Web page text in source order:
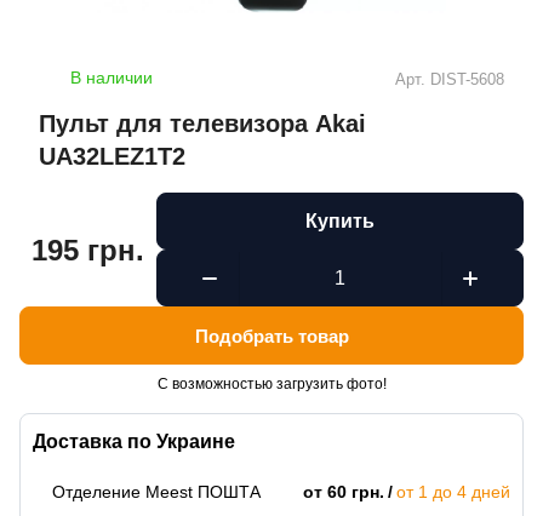
В наличии Арт. DIST-5608
Пульт для телевизора Akai
UA32LEZ1T2
Доставка по Украине
Отделение Meest ПОШТА от 60 грн.
от 1 до 4 дней
195 грн.
Купить
Подобрать товар
С возможностью загрузить фото!